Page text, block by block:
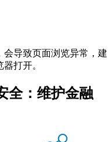
导致页面浏览异常，建
打开。
全：维护金融